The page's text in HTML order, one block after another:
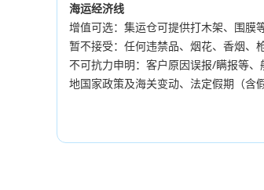
海运整柜专线
参考时效： 15-21天
全国各大港口均可安排
可运状态：
线
海运经济线
增值可选：集运仓可提供打木架、围膜
暂不接受：任何违禁品、烟花、香烟、
不可抗力申明：客户原因误报/瞒报等
地国家政策及海关变动、法定假期（含